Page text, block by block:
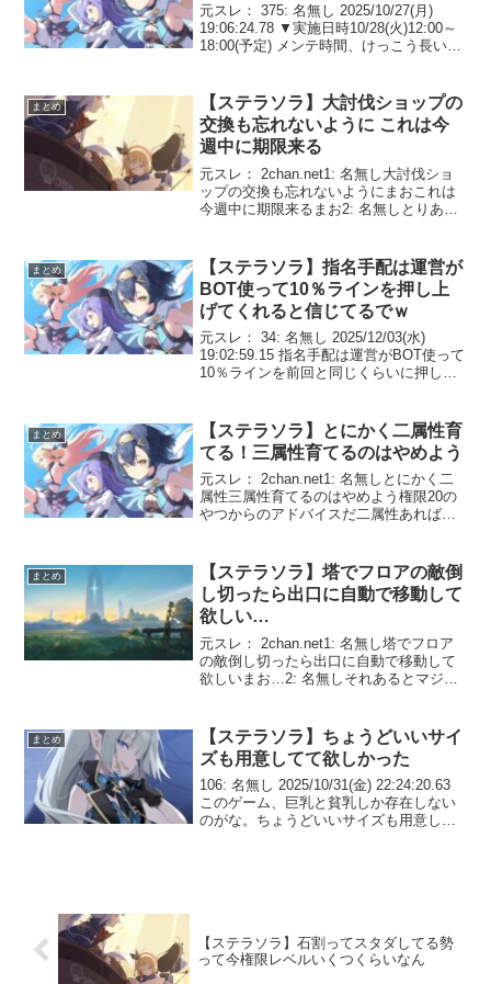
元スレ： 375: 名無し 2025/10/27(月)
19:06:24.78 ▼実施日時10/28(火)12:00～
18:00(予定) メンテ時間、けっこう長い
まとめ
【ステラソラ】大討伐ショップの
交換も忘れないように これは今
週中に期限来る
元スレ： 2chan.net1: 名無し大討伐ショ
ップの交換も忘れないようにまおこれは
今週中に期限来るまお2: 名無しとりあえ
コならしばらくは凸考えないでやるし...
まとめ
【ステラソラ】指名手配は運営が
BOT使って10％ラインを押し上
げてくれると信じてるでｗ
元スレ： 34: 名無し 2025/12/03(水)
19:02:59.15 指名手配は運営がBOT使って
10％ラインを前回と同じくらいに押し上
まとめ
【ステラソラ】とにかく二属性育
てる！三属性育てるのはやめよう
元スレ： 2chan.net1: 名無しとにかく二
属性三属性育てるのはやめよう権限20の
やつからのアドバイスだ二属性あれば今
したんですね…3: 名無し最初くらいは
ジ...
まとめ
【ステラソラ】塔でフロアの敵倒
し切ったら出口に自動で移動して
欲しい…
元スレ： 2chan.net1: 名無し塔でフロア
の敵倒し切ったら出口に自動で移動して
欲しいまお…2: 名無しそれあるとマジで
しろ？それはそうまお4: 名無しオー...
まとめ
【ステラソラ】ちょうどいいサイ
ズも用意してて欲しかった
106: 名無し 2025/10/31(金) 22:24:20.63
このゲーム、巨乳と貧乳しか存在しない
のがな。ちょうどいいサイズも用意して
【ステラソラ】石割ってスタダしてる勢
って今権限レベルいくつくらいなん